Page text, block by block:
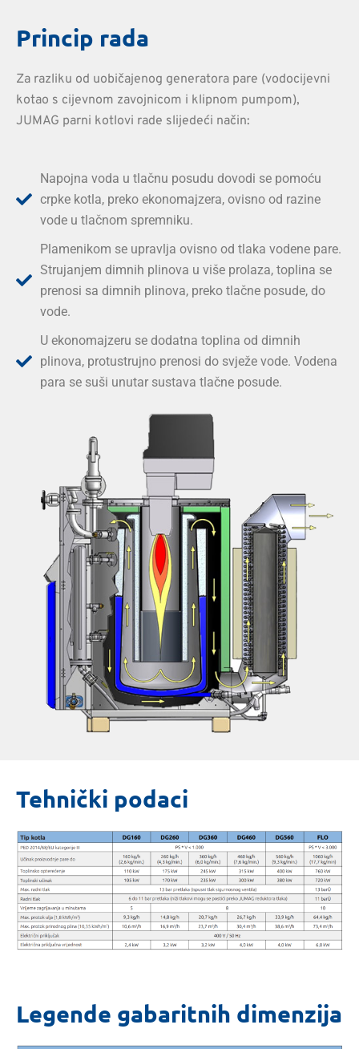
Princip rada
Za razliku od uobičajenog generatora pare (vodocijevni
kotao s cijevnom zavojnicom i klipnom pumpom),
JUMAG parni kotlovi rade slijedeći način:
Napojna voda u tlačnu posudu dovodi se pomoću
crpke kotla, preko ekonomajzera, ovisno od razine
vode u tlačnom spremniku.
Plamenikom se upravlja ovisno od tlaka vodene pare.
Strujanjem dimnih plinova u više prolaza, toplina se
prenosi sa dimnih plinova, preko tlačne posude, do
vode.
U ekonomajzeru se dodatna toplina od dimnih
plinova, protustrujno prenosi do svježe vode. Vodena
para se suši unutar sustava tlačne posude.
Tehnički podaci
Legende gabaritnih dimenzija